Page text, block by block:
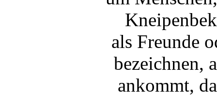
als Freunde
bezeichnen,
ankommt,